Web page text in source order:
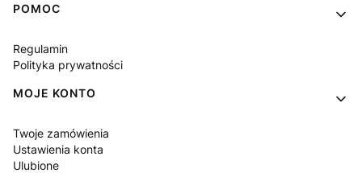
POMOC
Regulamin
Polityka prywatności
MOJE KONTO
Twoje zamówienia
Ustawienia konta
Ulubione